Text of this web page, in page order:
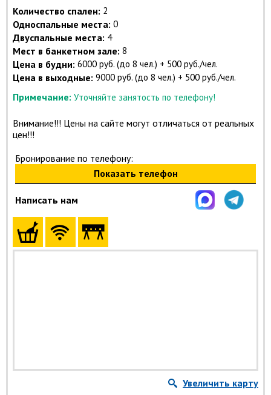
Количество спален: 2
Односпальные места: 0
Двуспальные места: 4
Мест в банкетном зале: 8
Цена в будни: 6000 руб. (до 8 чел.) + 500 руб./чел.
Цена в выходные: 9000 руб. (до 8 чел.) + 500 руб./чел.
Примечание: Уточняйте занятость по телефону!
Внимание!!! Цены на сайте могут отличаться от реальных
цен!!!
Бронирование по телефону:
Показать телефон
Написать нам
Увеличить карту